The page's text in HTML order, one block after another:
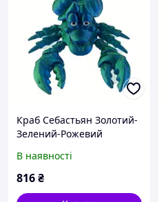
Краб Себастьян Золотий-
Зелений-Рожевий
В наявності
816₴